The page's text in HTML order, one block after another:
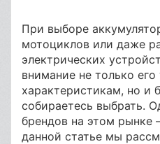
При выборе
мотоциклов или даже
электрических
внимание не только
характеристикам, но и
собираетесь выбрать.
брендов на этом рынке
данной статье мы